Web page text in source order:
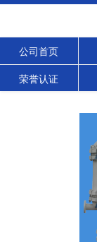
公司首页
荣誉认证